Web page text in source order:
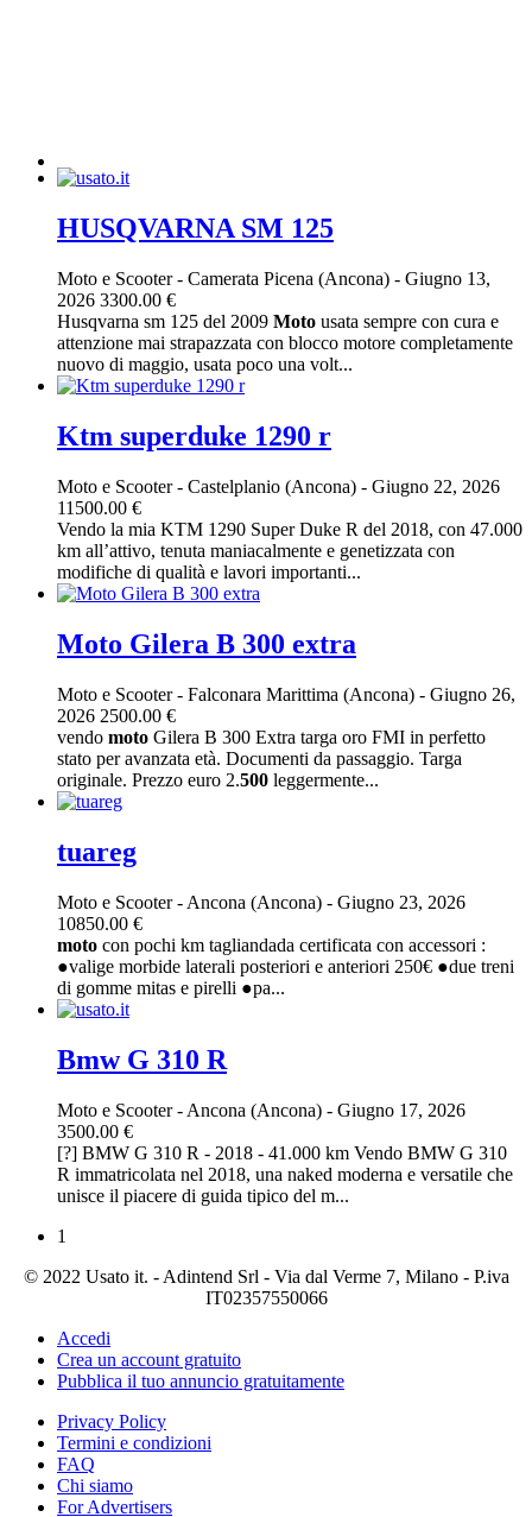
HUSQVARNA SM 125
Moto e Scooter- Camerata Picena (Ancona) - Giugno 13,
2026 3300.00 €
Husqvarna sm 125 del 2009 Moto usata sempre con cura e
attenzione mai strapazzata con blocco motore completamente
nuovo di maggio, usata poco una volt...
Ktm superduke 1290 r
Moto e Scooter- Castelplanio (Ancona) - Giugno 22, 2026
11500.00 €
Vendo la mia KTM 1290 Super Duke R del 2018, con 47.000
km all’attivo, tenuta maniacalmente e genetizzata con
modifiche di qualità e lavori importanti...
Moto Gilera B 300 extra
Moto e Scooter- Falconara Marittima (Ancona) - Giugno 26,
2026 2500.00 €
vendo moto Gilera B 300 Extra targa oro FMI in perfetto
stato per avanzata età. Documenti da passaggio. Targa
originale. Prezzo euro 2.500 leggermente...
tuareg
Moto e Scooter- Ancona (Ancona) - Giugno 23, 2026
10850.00 €
moto con pochi km tagliandada certificata con accessori :
●valige morbide laterali posteriori e anteriori 250€ ●due treni
di gomme mitas e pirelli ●pa...
Bmw G 310 R
Moto e Scooter- Ancona (Ancona) - Giugno 17, 2026
3500.00 €
[?] BMW G 310 R - 2018 - 41.000 km Vendo BMW G 310
R immatricolata nel 2018, una naked moderna e versatile che
unisce il piacere di guida tipico del m...
1
© 2022 Usato it. - Adintend Srl - Via dal Verme 7, Milano - P.iva
IT02357550066
Accedi
Crea un account gratuito
Pubblica il tuo annuncio gratuitamente
Privacy Policy
Termini e condizioni
FAQ
Chi siamo
For Advertisers